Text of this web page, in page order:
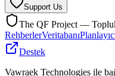
Support Us
The QF Project —
RehberlerVeritabanı
Destek
Vawraek Technologies ile